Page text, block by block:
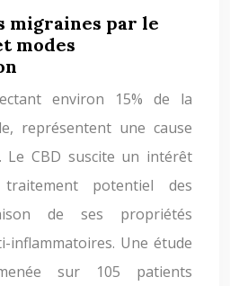
migraines par le
modes
environ 15% de la
représentent une cause
Le CBD suscite un intérêt
potentiel des
de ses propriétés
inflammatoires. Une étude
sur 105 patients